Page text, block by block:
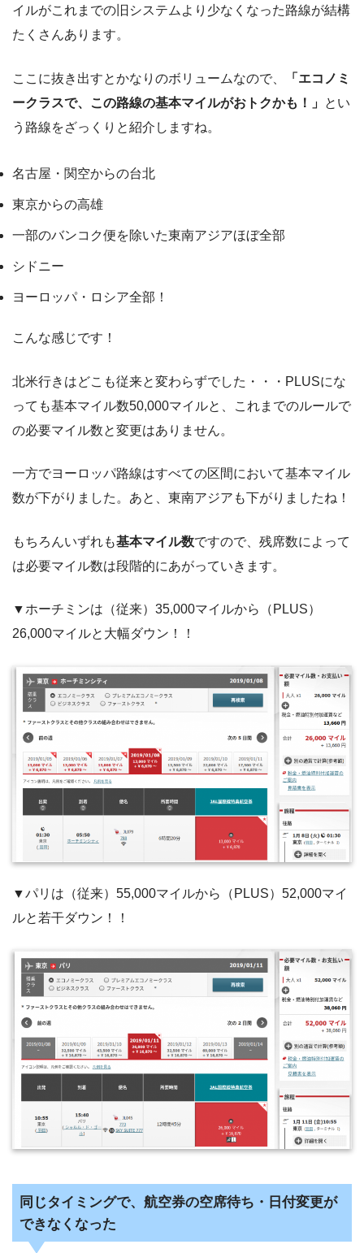
イルがこれまでの旧システムより少なくなった路線が結構
たくさんあります。
ここに抜き出すとかなりのボリュームなので、
「エコノミ
ークラスで、この路線の基本マイルがおトクかも！」
とい
う路線をざっくりと紹介しますね。
名古屋・関空からの台北
東京からの高雄
一部のバンコク便を除いた東南アジアほぼ全部
シドニー
ヨーロッパ・ロシア全部！
こんな感じです！
北米行きはどこも従来と変わらずでした・・・PLUSにな
っても基本マイル数50,000マイルと、これまでのルールで
の必要マイル数と変更はありません。
一方でヨーロッパ路線はすべての区間において基本マイル
数が下がりました。あと、東南アジアも下がりましたね！
もちろんいずれも基本マイル数ですので、残席数によって
は必要マイル数は段階的にあがっていきます。
▼ホーチミンは（従来）35,000マイルから（PLUS）
26,000マイルと大幅ダウン！！
▼パリは（従来）55,000マイルから（PLUS）52,000マイ
ルと若干ダウン！！
同じタイミングで、航空券の空席待ち・日付変更が
できなくなった